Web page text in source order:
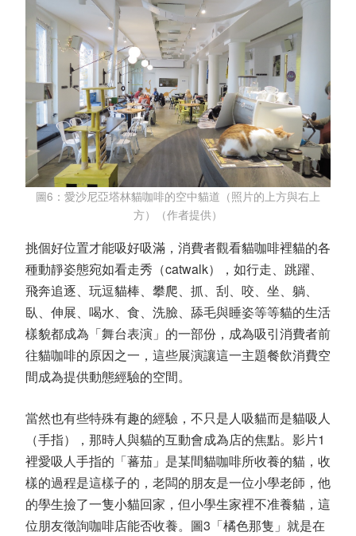
圖6：愛沙尼亞塔林貓咖啡的空中貓道（照片的上方與右上
方）（作者提供）
挑個好位置才能吸好吸滿，消費者觀看貓咖啡裡貓的各
種動靜姿態宛如看走秀（catwalk），如行走、跳躍、
飛奔追逐、玩逗貓棒、攀爬、抓、刮、咬、坐、躺、
臥、伸展、喝水、食、洗臉、舔毛與睡姿等等貓的生活
樣貌都成為「舞台表演」的一部份，成為吸引消費者前
往貓咖啡的原因之一，這些展演讓這一主題餐飲消費空
間成為提供動態經驗的空間。
當然也有些特殊有趣的經驗，不只是人吸貓而是貓吸人
（手指），那時人與貓的互動會成為店的焦點。影片1
裡愛吸人手指的「蕃茄」是某間貓咖啡所收養的貓，收
樣的過程是這樣子的，老闆的朋友是一位小學老師，他
的學生撿了一隻小貓回家，但小學生家裡不准養貓，這
位朋友徵詢咖啡店能否收養。圖3「橘色那隻」就是在